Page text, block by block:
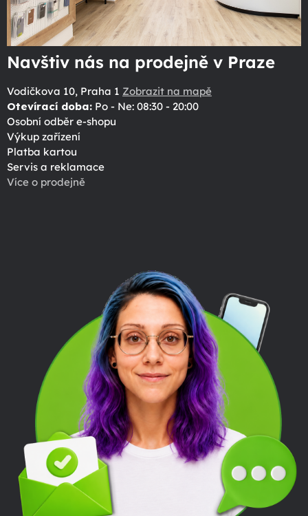
Navštiv nás na prodejně v Praze
Vodičkova 10, Praha 1 Zobrazit na mapě
Otevírací doba: Po - Ne: 08:30 - 20:00
Osobní odběr e-shopu
Výkup zařízení
Platba kartou
Servis a reklamace
Více o prodejně